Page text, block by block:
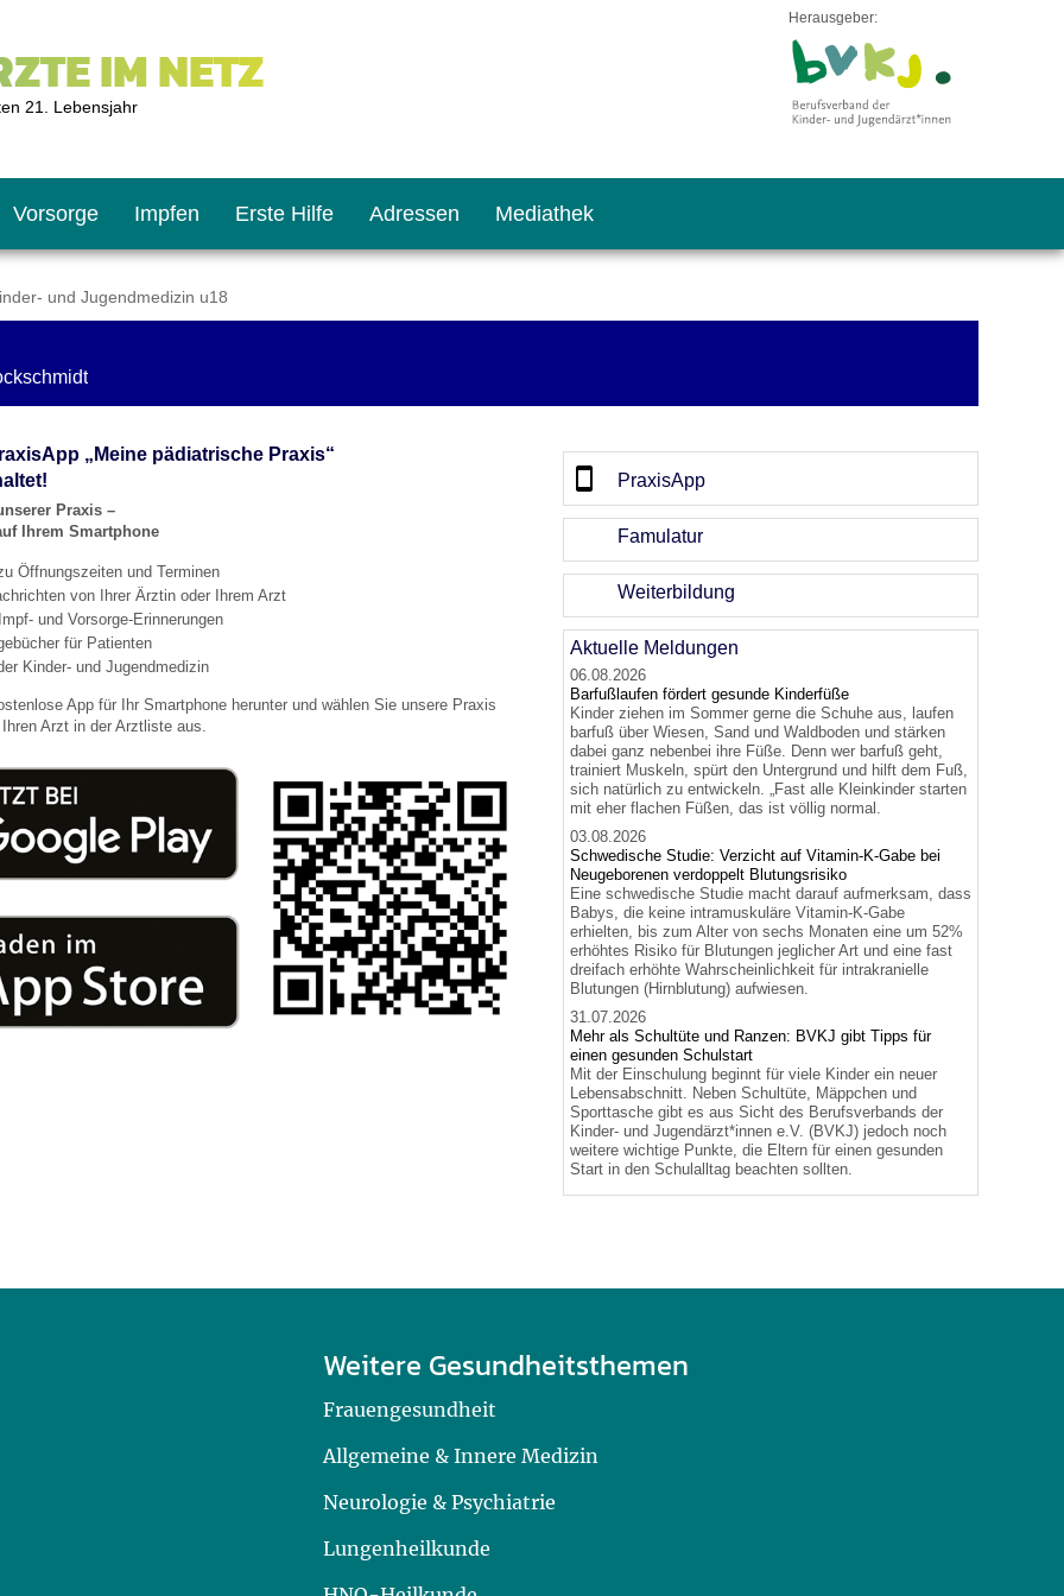
IM NETZ
21. Lebensjahr
Herausgeber:
Vorsorge Impfen
oft?
Erste Hilfe Adressen Mediathek
Bildschirmmediengebrauch
gestalten
und Jugendmedizin u18
„Meine pädiatrische Praxis“
Praxis –
Ihrem Smartphone
Öffnungszeiten und Terminen
von Ihrer Ärztin oder Ihrem Arzt
und Vorsorge-Erinnerungen
für Patienten
Kinder- und Jugendmedizin
App für Ihr Smartphone herunter und wählen Sie unsere Praxis
Arzt in der Arztliste aus.
PraxisApp
Famulatur
Weiterbildung
Aktuelle Meldungen
06.08.2026
Barfußlaufen fördert gesunde Kinderfüße
Kinder ziehen im Sommer gerne die Schuhe aus, laufen
barfuß über Wiesen, Sand und Waldboden und stärken
dabei ganz nebenbei ihre Füße. Denn wer barfuß geht,
trainiert Muskeln, spürt den Untergrund und hilft dem Fuß,
sich natürlich zu entwickeln. „Fast alle Kleinkinder starten
mit eher flachen Füßen, das ist völlig normal.
03.08.2026
Schwedische Studie: Verzicht auf Vitamin-K-Gabe bei
Neugeborenen verdoppelt Blutungsrisiko
Eine schwedische Studie macht darauf aufmerksam, dass
Babys, die keine intramuskuläre Vitamin-K-Gabe
erhielten, bis zum Alter von sechs Monaten eine um 52%
erhöhtes Risiko für Blutungen jeglicher Art und eine fast
dreifach erhöhte Wahrscheinlichkeit für intrakranielle
Blutungen (Hirnblutung) aufwiesen.
31.07.2026
Mehr als Schultüte und Ranzen: BVKJ gibt Tipps für
einen gesunden Schulstart
Mit der Einschulung beginnt für viele Kinder ein neuer
Lebensabschnitt. Neben Schultüte, Mäppchen und
Sporttasche gibt es aus Sicht des Berufsverbands der
Kinder- und Jugendärzt*innen e.V. (BVKJ) jedoch noch
weitere wichtige Punkte, die Eltern für einen gesunden
Start in den Schulalltag beachten sollten.
Weitere Gesundheitsthemen
Frauengesundheit
Allgemeine & Innere Medizin
Neurologie & Psychiatrie
Lungenheilkunde